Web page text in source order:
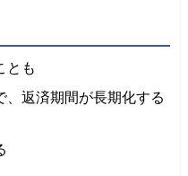
とも
、返済期間が長期化する